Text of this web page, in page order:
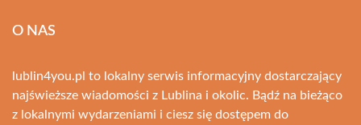
O NAS
lublin4you.pl to lokalny serwis informacyjny dostarczający
najświeższe wiadomości z Lublina i okolic. Bądź na bieżąco
z lokalnymi wydarzeniami i ciesz się dostępem do